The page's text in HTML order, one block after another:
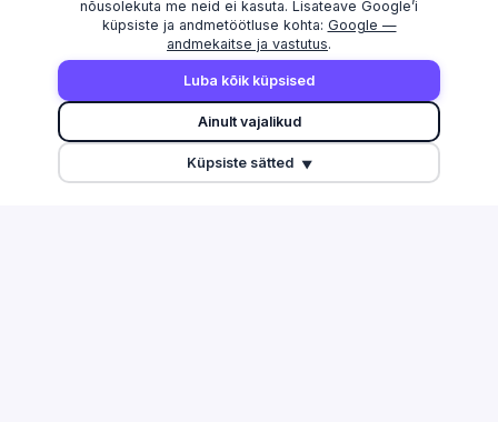
AVASTAMA
Edetabel
MAAKONNAD
Harju maakond
Tartu maakond
Pärnu maakond
nõusolekuta me neid ei kasuta. Lisateave Google’i
küpsiste ja andmetöötluse kohta: Google —
andmekaitse ja vastutus.
Luba kõik küpsised
Ainult vajalikud
Küpsiste sätted ▼